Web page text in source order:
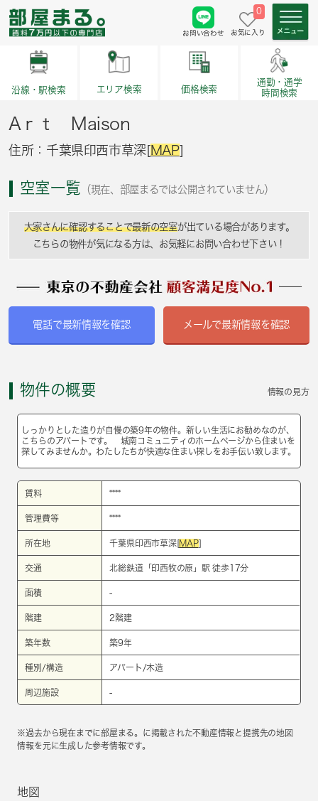
お問い合わせ
0
お気に入り
沿線・駅検索 エリア検索 価格検索
通勤・通学
時間検索
Aｒｔ Maison
住所：千葉県印西市草深[MAP]
空室一覧 （現在、部屋まるでは公開されていません）
大家さんに確認することで最新の空室が出ている場合があります。
こちらの物件が気になる方は、お気軽にお問い合わせ下さい！
電話で最新情報を確認 メールで最新情報を確認
物件の概要 情報の見方
しっかりとした造りが自慢の築9年の物件。新しい生活にお勧めなのが、
こちらのアパートです。 城南コミュニティのホームページから住まいを
探してみませんか。わたしたちが快適な住まい探しをお手伝い致します。
賃料 ****
管理費等 ****
所在地 千葉県印西市草深[ MAP]
交通 北総鉄道 「 印西牧の原 」駅 徒歩17分
面積 -
階建 2階建
築年数 築9年
種別/構造 アパート/木造
周辺施設 -
※過去から現在までに部屋まる。に掲載された不動産情報と提携先の地図
情報を元に生成した参考情報です。
地図